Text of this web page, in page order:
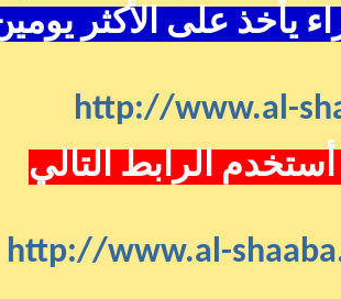
يأخذ على الأكثر
http://www.al-
الرابط التالي
http://www.al-